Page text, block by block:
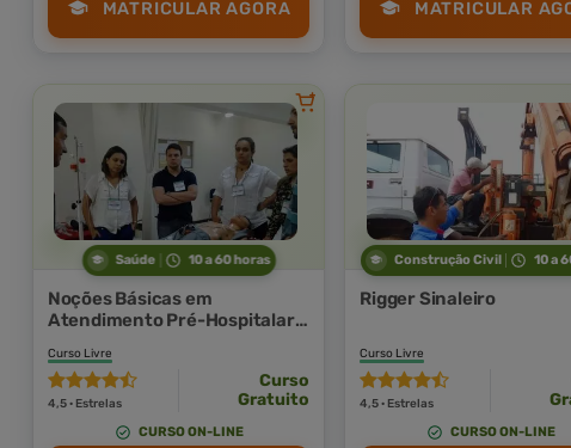
MATRICULAR AGORA MATRICULAR
Saúde 10 a 60 horas
Noções Básicas em
Atendimento Pré-Hospitalar
Vida (SBV)
Curso Livre
4,5 · Estrelas
Curso
Gratuito
CURSO ON-LINE
Construção Civil 10 a
Rigger Sinaleiro
Curso Livre
4,5 · Estrelas
CURSO ON-LINE